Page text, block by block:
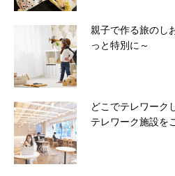
親子で作る旅のし
っと特別に～
どこでテレワーク
テレワーク施設を